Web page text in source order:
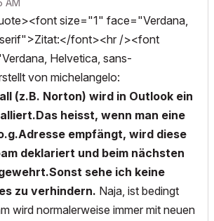
AM
size="1" face="Verdana,
font><hr /><font
Helvetica, sans-
von michelangelo:
(z.B. Norton) wird in Outlook ein
heisst, wenn man eine
empfängt, wird diese
deklariert und beim nächsten
sehe ich keine
zu verhindern. Naja, ist bedingt
wird normalerweise immer mit neuen